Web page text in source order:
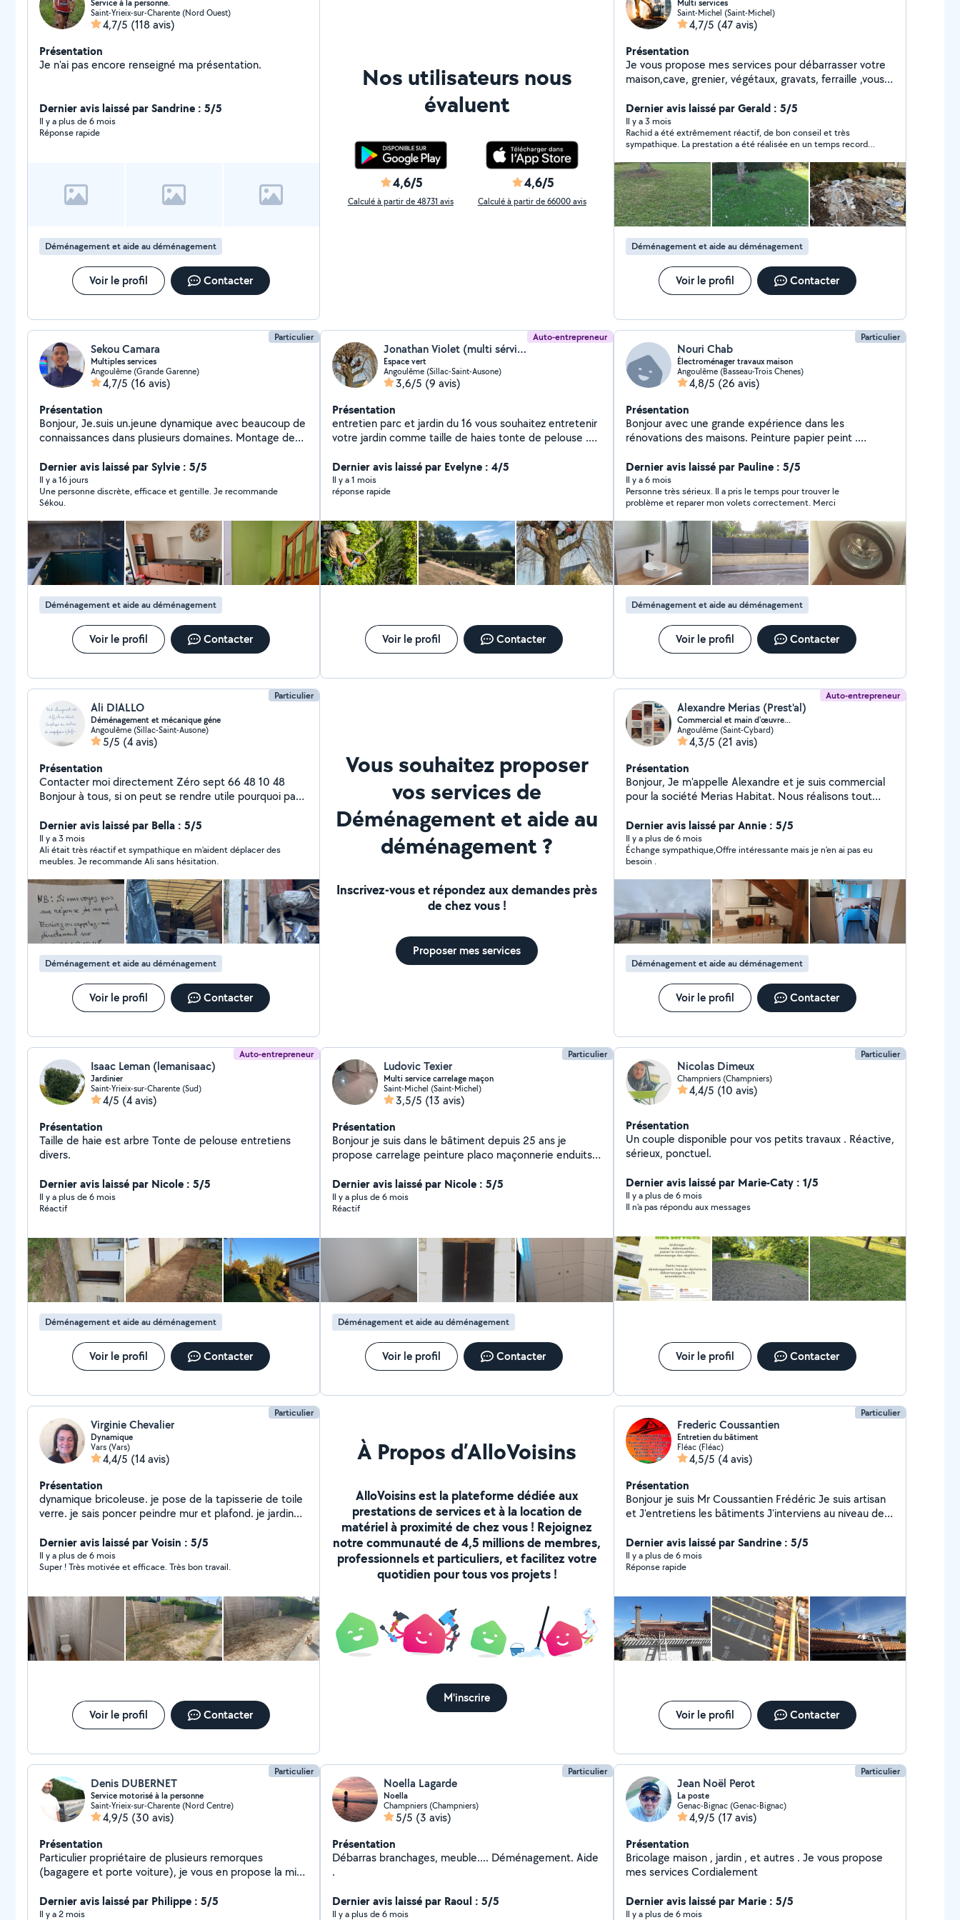
Service à la personne.
Saint-Yrieix-sur-Charente (Nord Ouest)
4,7/5 (118 avis)
Présentation
Je n'ai pas encore renseigné ma présentation.
Dernier avis laissé par Sandrine : 5/5
Il y a plus de 6 mois
Réponse rapide
Déménagement et aide au déménagement
Voir le profil Contacter
Nos utilisateurs nous
évaluent
4,6/5
Calculé à partir de 48731 avis
4,6/5
Calculé à partir de 66000 avis
Multi services
Saint-Michel (Saint-Michel)
4,7/5 (47 avis)
Présentation
Je vous propose mes services pour débarrasser votre
maison,cave, grenier, végétaux, gravats, ferraille ,vous
terrassement avec la Mini pelle.....
Dernier avis laissé par Gerald : 5/5
Il y a 3 mois
Rachid a été extrêmement réactif, de bon conseil et très
sympathique. La prestation a été réalisée en un temps record.
Déménagement et aide au déménagement
Voir le profil Contacter
Particulier
Sekou Camara
Multiples services
Angoulême (Grande Garenne)
4,7/5 (16 avis)
Présentation
Bonjour, Je.suis un.jeune dynamique avec beaucoup de
connaissances dans plusieurs domaines. Montage de
abri jardin Changement de serrure Déménagement
Récupération de colis dans buts/conforama/castorama
etc....
Dernier avis laissé par Sylvie : 5/5
Il y a 16 jours
Une personne discrète, efficace et gentille. Je recommande
Sékou.
Déménagement et aide au déménagement
Voir le profil Contacter
Auto-entrepreneur
Jonathan Violet (multi sérvice)
Espace vert
Angoulême (Sillac-Saint-Ausone)
3,6/5 (9 avis)
Présentation
entretien parc et jardin du 16 vous souhaitez entretenir
votre jardin comme taille de haies tonte de pelouse .
autre travaux appelé mois je me déplace gratuitement
avec ou sans devis merci
Dernier avis laissé par Evelyne : 4/5
Il y a 1 mois
réponse rapide
Voir le profil Contacter
Particulier
Nouri Chab
Électroménager travaux maison
Angoulême (Basseau-Trois Chenes)
4,8/5 (26 avis)
Présentation
Bonjour avec une grande expérience dans les
rénovations des maisons. Peinture papier peint .
technicien en électroménager. Frigo lave vaisselle lave
linges ...ect .
Dernier avis laissé par Pauline : 5/5
Il y a 6 mois
Personne très sérieux. Il a pris le temps pour trouver le
problème et reparer mon volets correctement. Merci
Déménagement et aide au déménagement
Voir le profil Contacter
Particulier
Ali DIALLO
Déménagement et mécanique géne
Angoulême (Sillac-Saint-Ausone)
5/5 (4 avis)
Présentation
Contacter moi directement Zéro sept 66 48 10 48
Bonjour à tous, si on peut se rendre utile pourquoi pas
pour l'entretien voiture ( vidange, avec filtre
...),changement des pièces ( triangle, bras , joints
,plaquettes, disques etc...) -- / Vous avez besoin d'un
coup de main pour un déménagement ou aide de
déménagement ou déplacement des meubles etc -- /
Pour tondre votre gazon ou tailler une haie sans oublier
si vous disposez les matériels, --/ Vous avez des gravas
ou autres dont vous voulez sortir, --/ Besoin de charger
ou décharger un camion N'hésitez pas à me contacter
pour tout vos besoins merci à vous, vous pouvez
également me joindre sur le zéro sept 66 48 10 48 si
toutefois vous n'avez pas eu de réponse de ma part
Dernier avis laissé par Bella : 5/5
Il y a 3 mois
Ali était très réactif et sympathique en m’aident déplacer des
meubles. Je recommande Ali sans hésitation.
Déménagement et aide au déménagement
Voir le profil Contacter
Vous souhaitez proposer
vos services de
Déménagement et aide au
déménagement ?
Inscrivez-vous et répondez aux demandes près
de chez vous !
Proposer mes services
Auto-entrepreneur
Alexandre Merias (Prest'al)
Commercial et main d'œuvre...
Angoulême (Saint-Cybard)
4,3/5 (21 avis)
Présentation
Bonjour, Je m'appelle Alexandre et je suis commercial
pour la société Merias Habitat. Nous réalisons tout
démoussage de toiture, l'isolation, la ventilation et le
placoplâtre. N'hésitez pas à me contacter pour tout
type de projet. Nous saurons vous apporter les
meilleurs prestataires dans le cas où nous ne
maîtriserions pas un domaine en particulier.
Dernier avis laissé par Annie : 5/5
Il y a plus de 6 mois
Échange sympathique,Offre intéressante mais je n'en ai pas eu
besoin .
Déménagement et aide au déménagement
Voir le profil Contacter
Auto-entrepreneur
Isaac Leman (lemanisaac)
Jardinier
Saint-Yrieix-sur-Charente (Sud)
4/5 (4 avis)
Présentation
Taille de haie est arbre Tonte de pelouse entretiens
divers.
Dernier avis laissé par Nicole : 5/5
Il y a plus de 6 mois
Réactif
Déménagement et aide au déménagement
Voir le profil Contacter
Particulier
Ludovic Texier
Multi service carrelage maçon
Saint-Michel (Saint-Michel)
3,5/5 (13 avis)
Présentation
Bonjour je suis dans le bâtiment depuis 25 ans je
propose carrelage peinture placo maçonnerie enduits à
Dernier avis laissé par Nicole : 5/5
Il y a plus de 6 mois
Réactif
Déménagement et aide au déménagement
Voir le profil Contacter
Particulier
Nicolas Dimeux
Champniers (Champniers)
4,4/5 (10 avis)
Présentation
Un couple disponible pour vos petits travaux . Réactive,
sérieux, ponctuel.
Dernier avis laissé par Marie-Caty : 1/5
Il y a plus de 6 mois
Il n'a pas répondu aux messages
Voir le profil Contacter
Particulier
Virginie Chevalier
Dynamique
Vars (Vars)
4,4/5 (14 avis)
Présentation
dynamique bricoleuse. je pose de la tapisserie de toile
verre. je sais poncer peindre mur et plafond. je jardine
monte également des meubles et entretenir vos
jardins. bref n'hésitez pas à me demander des
renseignements complémentaires je vous répondrais
Dernier avis laissé par Voisin : 5/5
Il y a plus de 6 mois
Super ! Très motivée et efficace. Très bon travail.
Voir le profil Contacter
À Propos d’AlloVoisins
AlloVoisins est la plateforme dédiée aux
prestations de services et à la location de
matériel à proximité de chez vous ! Rejoignez
notre communauté de 4,5 millions de membres,
professionnels et particuliers, et facilitez votre
quotidien pour tous vos projets !
M'inscrire
Particulier
Frederic Coussantien
Entretien du bâtiment
Fléac (Fléac)
4,5/5 (4 avis)
Présentation
Bonjour je suis Mr Coussantien Frédéric Je suis artisan
et J'entretiens les bâtiments J'interviens au niveau des
Couvertures/Façades/Faitage
Terrassement/Maçonnerie/Toiture/ Peinture INT/EXT
Pose de tapisserie Pose de gouttière en alu sur mesure
Élagage /Etétage/Abattage Taille de haie/Tonte de
pelouse Intervention AVEC ou SANS nacelle/Grimpeur
Location de bennes
Dernier avis laissé par Sandrine : 5/5
Il y a plus de 6 mois
Réponse rapide
Voir le profil Contacter
Particulier
Denis DUBERNET
Service motorisé à la personne
Saint-Yrieix-sur-Charente (Nord Centre)
4,9/5 (30 avis)
Présentation
Particulier propriétaire de plusieurs remorques
(bagagere et porte voiture), je vous en propose la mise
convoyage pour tout transport (volume bagagere
2,5m3 et poids maxi vehicule transporté 1.6T). Au
Dernier avis laissé par Philippe : 5/5
Il y a 2 mois
Particulier
Noella Lagarde
Noella
Champniers (Champniers)
5/5 (3 avis)
Présentation
Débarras branchages, meuble.... Déménagement. Aide
.
Dernier avis laissé par Raoul : 5/5
Il y a plus de 6 mois
Particulier
Jean Noël Perot
La poste
Genac-Bignac (Genac-Bignac)
4,9/5 (17 avis)
Présentation
Bricolage maison , jardin , et autres . Je vous propose
mes services Cordialement
Dernier avis laissé par Marie : 5/5
Il y a plus de 6 mois